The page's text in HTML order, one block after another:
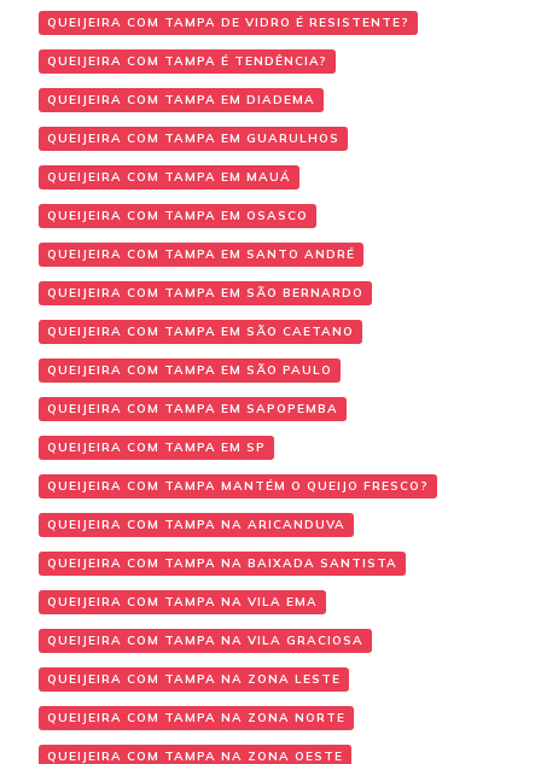
QUEIJEIRA COM TAMPA DE VIDRO É RESISTENTE?
QUEIJEIRA COM TAMPA É TENDÊNCIA?
QUEIJEIRA COM TAMPA EM DIADEMA
QUEIJEIRA COM TAMPA EM GUARULHOS
QUEIJEIRA COM TAMPA EM MAUÁ
QUEIJEIRA COM TAMPA EM OSASCO
QUEIJEIRA COM TAMPA EM SANTO ANDRÉ
QUEIJEIRA COM TAMPA EM SÃO BERNARDO
QUEIJEIRA COM TAMPA EM SÃO CAETANO
QUEIJEIRA COM TAMPA EM SÃO PAULO
QUEIJEIRA COM TAMPA EM SAPOPEMBA
QUEIJEIRA COM TAMPA EM SP
QUEIJEIRA COM TAMPA MANTÉM O QUEIJO FRESCO?
QUEIJEIRA COM TAMPA NA ARICANDUVA
QUEIJEIRA COM TAMPA NA BAIXADA SANTISTA
QUEIJEIRA COM TAMPA NA VILA EMA
QUEIJEIRA COM TAMPA NA VILA GRACIOSA
QUEIJEIRA COM TAMPA NA ZONA LESTE
QUEIJEIRA COM TAMPA NA ZONA NORTE
QUEIJEIRA COM TAMPA NA ZONA OESTE